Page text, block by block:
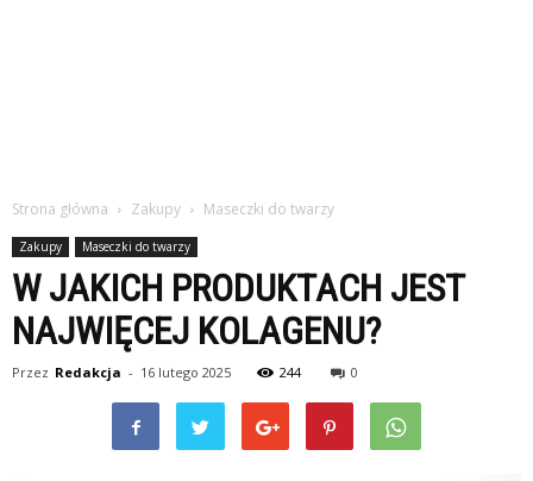
Strona główna Zakupy Maseczki do twarzy
Zakupy Maseczki do twarzy
W JAKICH PRODUKTACH JEST
NAJWIĘCEJ KOLAGENU?
Przez Redakcja - 16 lutego 2025 244 0